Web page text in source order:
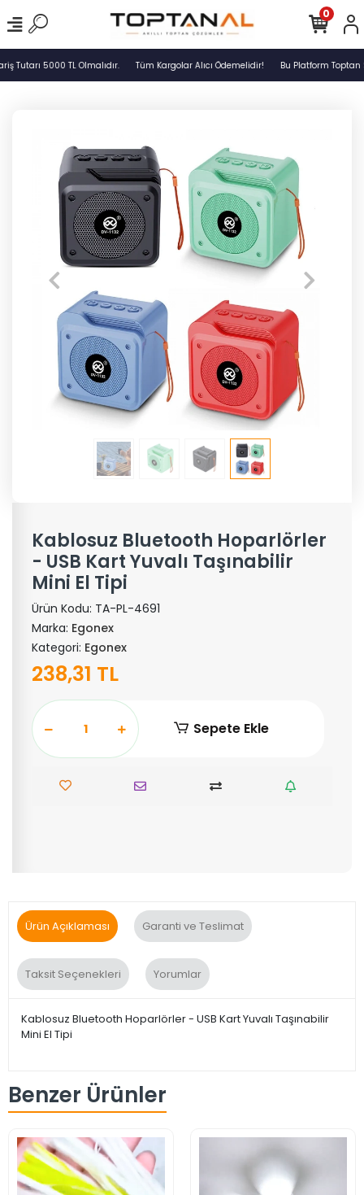
Tutarı 5000 TL Olmalıdır. Tüm Kargolar Alıcı Ödemelidir! Bu Platform Toptan
0
Kablosuz Bluetooth Hoparlörler
- USB Kart Yuvalı Taşınabilir
Mini El Tipi
Ürün Kodu: TA-PL-4691
Marka: Egonex
Kategori: Egonex
238,31 TL
Sepete Ekle
Ürün Açıklaması Garanti ve Teslimat
Taksit Seçenekleri Yorumlar
Kablosuz Bluetooth Hoparlörler - USB Kart Yuvalı Taşınabilir
Mini El Tipi
Benzer Ürünler